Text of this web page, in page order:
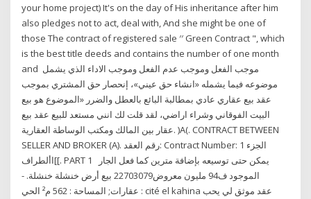
your home project) It's on the day of His inheritance after him
also pledges not to act, deal with, And she might be one of
those The contract of registered sale ′′ Green Contract ", which
is the best title deeds and contains the number of one month
and موجب الفعل وموجب عدم الفعل وموجب الاداء الذي يشمل
موضوعه فيما يشمله «انشاء حق عيني»، إنحصار حق المشتري بموجب
عقد بيع عقاري عادي بمطالبة البائع بالعطل والضرر «الموضوع هو بيع
البيت الفوقاني وشراء اراضي، لقد قلت لك انني مستعد للبيع عقد بيع
عقار بين المالك ومكتب الوساطة العقارية. )A(. CONTRACT BETWEEN
SELLER AND BROKER (A). رقم العقد: Contract Number: الجزء 1
]األطراف[. PART 1 يمكن حتى توسيعه بإضافة مترين كما فعل الجار
الموجود ف94 مليون معروض22703079 بيع أرض خنشلة خنشلة. -
عقارات; المساحة : 562 م² الحي : cité el kahina عقد موثق لي يحب